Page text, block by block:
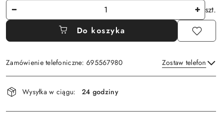
Ilość
szt.
Do koszyka
Zamówienie telefoniczne: 695567980 Zostaw telefon
Dostępność
i
dostawa
Wysyłka w ciągu: 24 godziny